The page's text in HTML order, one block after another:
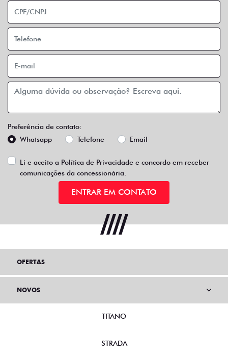
Preferência de contato:
Whatsapp
Telefone Email
Li e aceito a Política de Privacidade e concordo em receber
comunicações da concessionária.
ENTRAR EM CONTATO
OFERTAS
NOVOS
TITANO
STRADA